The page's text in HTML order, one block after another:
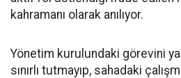
kahramanı olarak anılıyor.
Yönetim kurulundaki görevini
sınırlı tutmayıp, sahadaki